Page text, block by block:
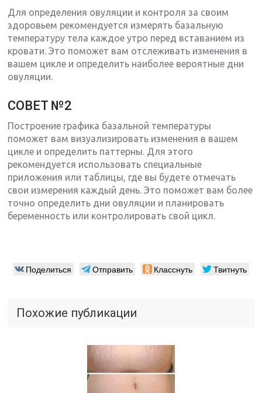
Для определения овуляции и контроля за своим
здоровьем рекомендуется измерять базальную
температуру тела каждое утро перед вставанием из
кровати. Это поможет вам отслеживать изменения в
вашем цикле и определить наиболее вероятные дни
овуляции.
СОВЕТ №2
Построение графика базальной температуры
поможет вам визуализировать изменения в вашем
цикле и определить паттерны. Для этого
рекомендуется использовать специальные
приложения или таблицы, где вы будете отмечать
свои измерения каждый день. Это поможет вам более
точно определить дни овуляции и планировать
беременность или контролировать свой цикл.
Поделиться Отправить Класснуть Твитнуть
Похожие публикации